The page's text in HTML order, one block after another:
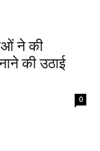
ने की
की उठाई
0